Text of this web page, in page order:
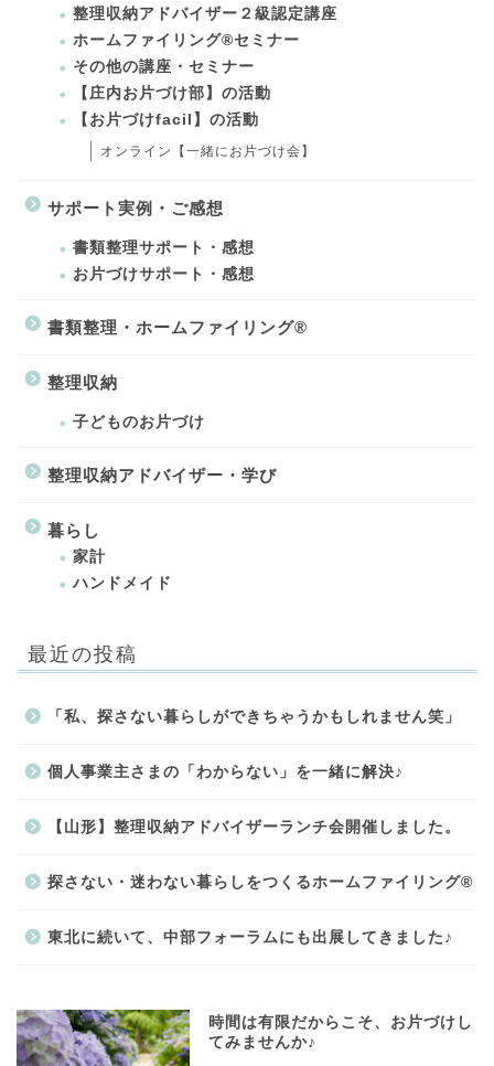
整理収納アドバイザー２級認定講座
ホームファイリング®セミナー
その他の講座・セミナー
【庄内お片づけ部】の活動
【お片づけfacil】の活動
オンライン【一緒にお片づけ会】
サポート実例・ご感想
書類整理サポート・感想
お片づけサポート・感想
書類整理・ホームファイリング®
整理収納
子どものお片づけ
整理収納アドバイザー・学び
暮らし
家計
ハンドメイド
最近の投稿
「私、探さない暮らしができちゃうかもしれません笑」
個人事業主さまの「わからない」を一緒に解決♪
【山形】整理収納アドバイザーランチ会開催しました。
探さない・迷わない暮らしをつくるホームファイリング®
東北に続いて、中部フォーラムにも出展してきました♪
時間は有限だからこそ、お片づけし
てみませんか♪